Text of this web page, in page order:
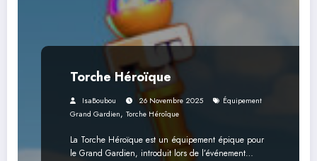
Torche Héroïque
IsaBoubou 26 Novembre 2025
Équipement
Grand Gardien, Torche Héroîque
La Torche Héroïque est un équipement épique pour
le Grand Gardien, introduit lors de l’événement…